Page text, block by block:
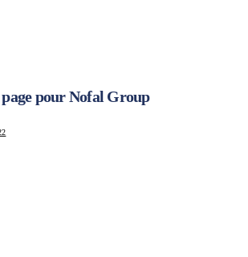
pour Nofal Group